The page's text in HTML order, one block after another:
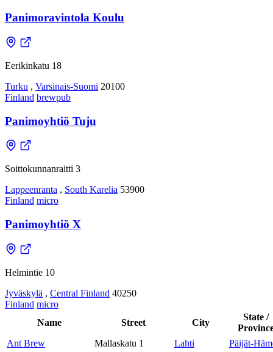
Panimoravintola Koulu
Eerikinkatu 18
Turku , Varsinais-Suomi 20100
Finland brewpub
Panimoyhtiö Tuju
Soittokunnanraitti 3
Lappeenranta , South Karelia 53900
Finland micro
Panimoyhtiö X
Helmintie 10
Jyväskylä , Central Finland 40250
Finland micro
Name
Street City
State /
Ant Brew
Mallaskatu 1 Lahti
Päijät-